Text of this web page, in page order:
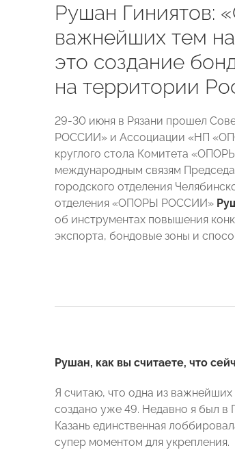
Рушан Гиниятов:
важнейших тем
это создание
на территории
29-30 июня в Рязани прошел
РОССИИ» и Ассоциации «НП
круглого стола Комитета
международным связям
городского отделения
отделения «ОПОРЫ РОССИИ»
об инструментах повышения
экспорта, бондовые зоны и
Рушан, как вы считаете, что
Я считаю, что одна из
создано уже 49. Недавно я был в
Казань единственная
супер моментом для укрепления.